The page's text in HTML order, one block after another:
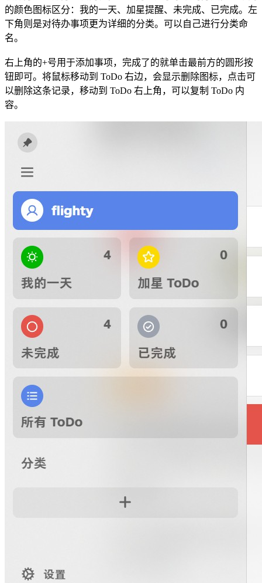
的颜色图标区分：我的一天、加星提醒、未完成、已完成。左
下角则是对待办事项更为详细的分类。可以自己进行分类命
名。
右上角的+号用于添加事项，完成了的就单击最前方的圆形按
钮即可。将鼠标移动到 ToDo 右边，会显示删除图标，点击可
以删除这条记录，移动到 ToDo 右上角，可以复制 ToDo 内
容。